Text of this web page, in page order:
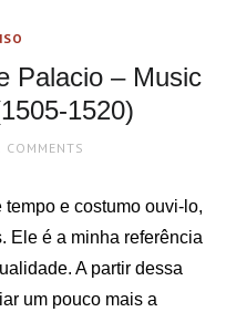
Palacio – Music
1520)
COMMENTS
e costumo ouvi-lo,
Ele é a minha referência
A partir dessa
um pouco mais a